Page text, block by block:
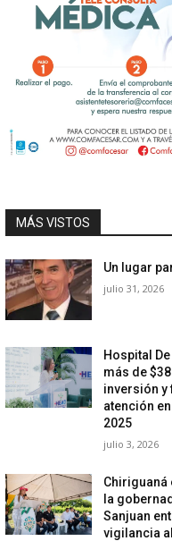
MÁS VISTOS
Un lugar
julio 31, 2026
Hospital
más de
inversión y
atención
2025
julio 3, 2026
Chiriguaná
la
Sanjuan
vigilancia